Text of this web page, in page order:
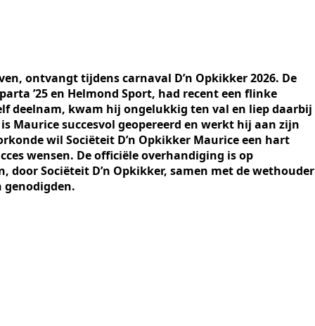
ontvangt tijdens carnaval D’n Opkikker 2026. De
’25 en Helmond Sport, had recent een flinke
deelnam, kwam hij ongelukkig ten val en liep daarbij
Maurice succesvol geopereerd en werkt hij aan zijn
wil Sociëteit D’n Opkikker Maurice een hart
wensen. De officiële overhandiging is op
door Sociëteit D’n Opkikker, samen met de wethouder
genodigden.